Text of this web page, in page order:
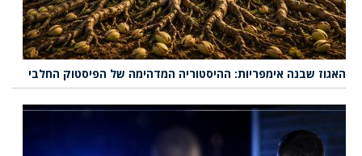
האגוז שבנה אימפריות: ההיסטוריה המדהימה של הפיסטוק החלבי